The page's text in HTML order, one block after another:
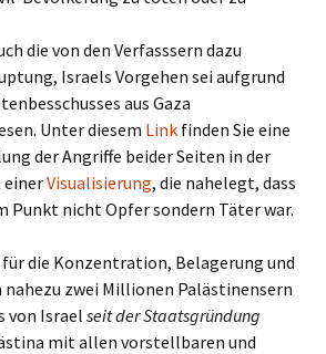
die von den Verfasssern dazu
Israels Vorgehen sei aufgrund
aus Gaza
Unter diesem Link finden Sie eine
der Angriffe beider Seiten in der
einerVisualisierung, die nahelegt, dass
Punkt nicht Opfer sondern Täter war.
die Konzentration, Belagerung und
zwei Millionen Palästinensern
von Israel seit der Staatsgründung
mit allen vorstellbaren und